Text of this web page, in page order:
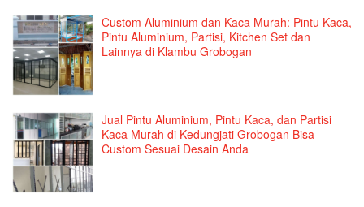
Custom Aluminium dan Kaca Murah: Pintu Kaca,
Pintu Aluminium, Partisi, Kitchen Set dan
Lainnya di Klambu Grobogan
Jual Pintu Aluminium, Pintu Kaca, dan Partisi
Kaca Murah di Kedungjati Grobogan Bisa
Custom Sesuai Desain Anda